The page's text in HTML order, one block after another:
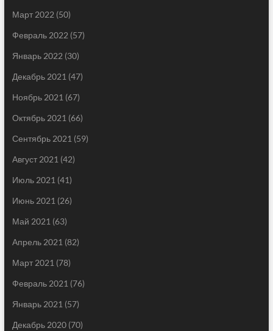
Март 2022 (50)
Февраль 2022 (57)
Январь 2022 (30)
Декабрь 2021 (47)
Ноябрь 2021 (67)
Октябрь 2021 (66)
Сентябрь 2021 (59)
Август 2021 (42)
Июль 2021 (41)
Июнь 2021 (26)
Май 2021 (63)
Апрель 2021 (82)
Март 2021 (78)
Февраль 2021 (76)
Январь 2021 (57)
Декабрь 2020(70)